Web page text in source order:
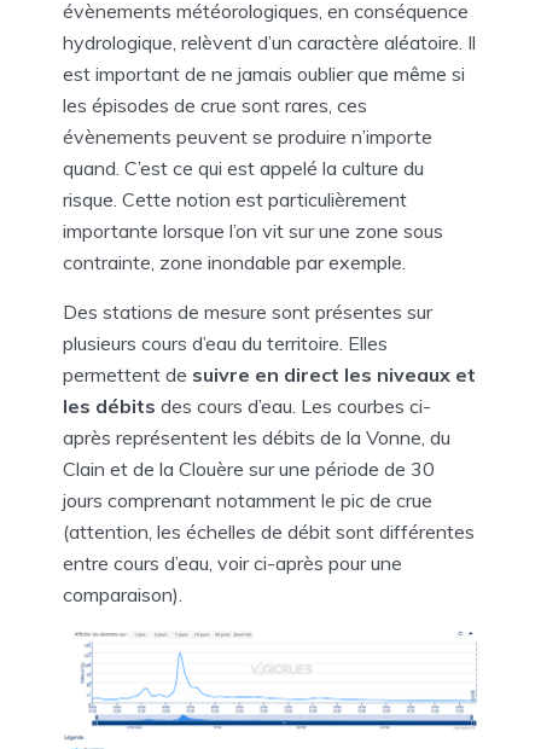
évènements météorologiques, en conséquence
hydrologique, relèvent d’un caractère aléatoire. Il
est important de ne jamais oublier que même si
les épisodes de crue sont rares, ces
évènements peuvent se produire n’importe
quand. C’est ce qui est appelé la culture du
risque. Cette notion est particulièrement
importante lorsque l’on vit sur une zone sous
contrainte, zone inondable par exemple.
Des stations de mesure sont présentes sur
plusieurs cours d’eau du territoire. Elles
permettent de suivre en direct les niveaux et
les débits des cours d’eau. Les courbes ci-
après représentent les débits de la Vonne, du
Clain et de la Clouère sur une période de 30
jours comprenant notamment le pic de crue
(attention, les échelles de débit sont différentes
entre cours d’eau, voir ci-après pour une
comparaison).